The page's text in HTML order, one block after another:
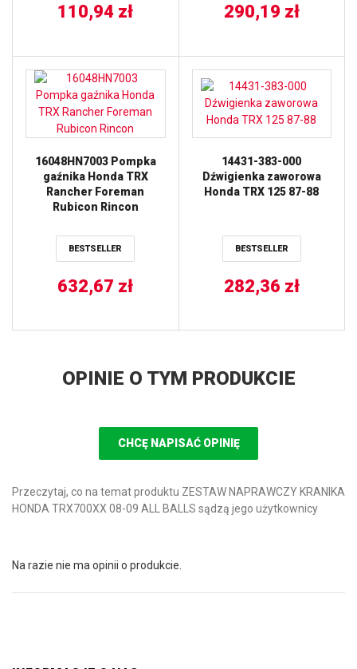
110,94 zł 290,19 zł
16048HN7003 Pompka
gaźnika Honda TRX
Rancher Foreman
Rubicon Rincon
BESTSELLER
632,67 zł
14431-383-000
Dźwigienka zaworowa
Honda TRX 125 87-88
BESTSELLER
282,36 zł
OPINIE O TYM PRODUKCIE
CHCĘ NAPISAĆ OPINIĘ
Przeczytaj, co na temat produktu ZESTAW NAPRAWCZY KRANIKA
HONDA TRX700XX 08-09 ALL BALLS sądzą jego użytkownicy
Na razie nie ma opinii o produkcie.